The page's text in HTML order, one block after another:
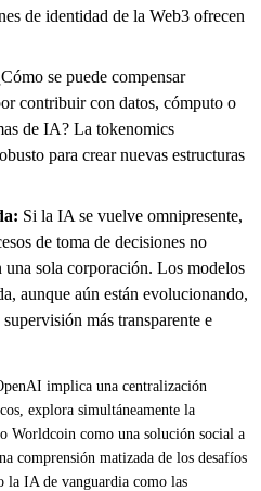
de identidad de la Web3 ofrecen
se puede compensar
contribuir con datos, cómputo o
de IA? La tokenomics
para crear nuevas estructuras
Si la IA se vuelve omnipresente,
de toma de decisiones no
una sola corporación. Los modelos
aunque aún están evolucionando,
más transparente e
implica una centralización
explora simultáneamente la
Worldcoin como una solución social a
comprensión matizada de los desafíos
la IA de vanguardia como las